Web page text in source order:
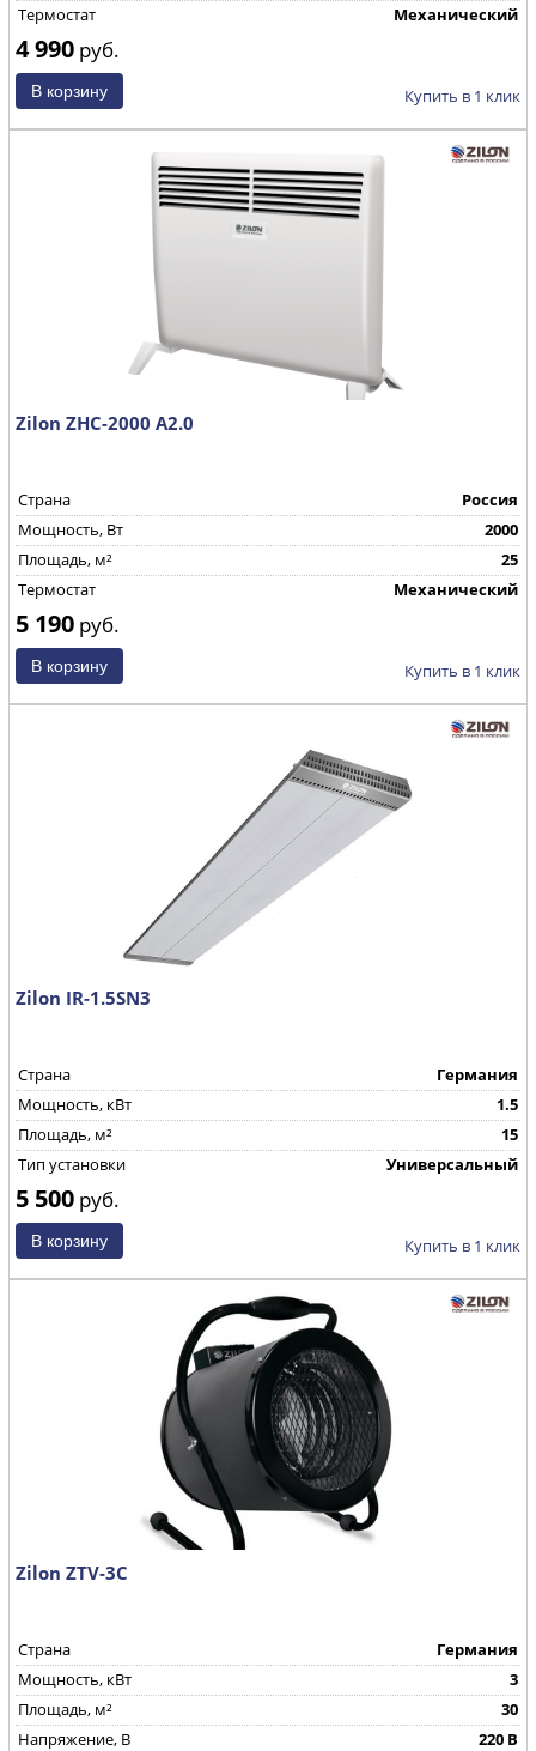
Термостат
Механический
4 990 руб.
Купить в 1 клик
Zilon ZHC-2000 А2.0
Страна
Россия
Mощность, Вт
2000
Площадь, м²
25
Термостат
Механический
5 190 руб.
Купить в 1 клик
Zilon IR-1.5SN3
Страна
Германия
Мощность, кВт
1.5
Площадь, м²
15
Тип установки
Универсальный
5 500 руб.
Купить в 1 клик
Zilon ZTV-3C
Страна
Германия
Мощность, кВт
3
Площадь, м²
30
Напряжение, В
220 В